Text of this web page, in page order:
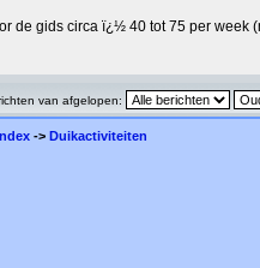
de gids circa ï¿½ 40 tot 75 per week
van afgelopen:
-> Duikactiviteiten